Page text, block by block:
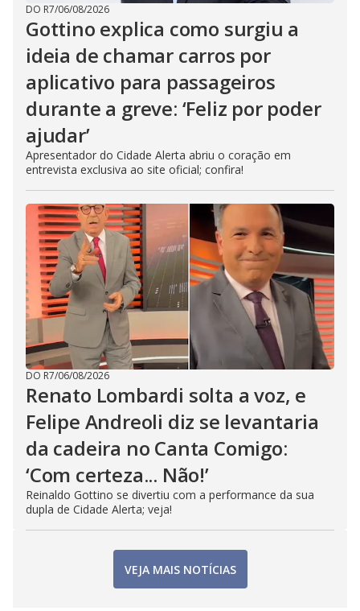
DO R7/06/08/2026
Gottino explica como surgiu a
ideia de chamar carros por
aplicativo para passageiros
durante a greve: ‘Feliz por poder
ajudar’
Apresentador do Cidade Alerta abriu o coração em
entrevista exclusiva ao site oficial; confira!
DO R7/06/08/2026
Renato Lombardi solta a voz, e
Felipe Andreoli diz se levantaria
da cadeira no Canta Comigo:
‘Com certeza... Não!’
Reinaldo Gottino se divertiu com a performance da sua
dupla de Cidade Alerta; veja!
VEJA MAIS NOTÍCIAS